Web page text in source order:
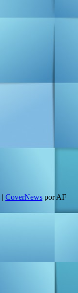
| CoverNews por AF